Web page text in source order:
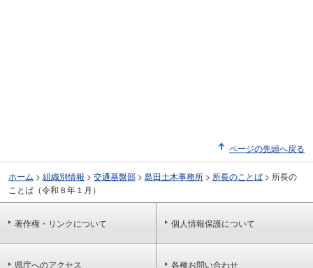
ページの先頭へ戻る
ホーム > 組織別情報 > 交通基盤部 > 島田土木事務所 > 所長のことば > 所長の
ことば（令和８年１月）
著作権・リンクについて 個人情報保護について
県庁へのアクセス 各種お問い合わせ